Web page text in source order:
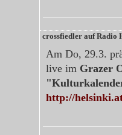
crossfiedler auf Radio
Am Do, 29.3.
live im Grazer
http://